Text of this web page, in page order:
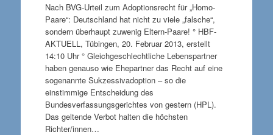
Nach BVG-Urteil zum Adoptionsrecht für „Homo-
Paare“: Deutschland hat nicht zu viele „falsche“,
sondern überhaupt zuwenig Eltern-Paare! ° HBF-
AKTUELL, Tübingen, 20. Februar 2013, erstellt
14:10 Uhr ° Gleichgeschlechtliche Lebenspartner
haben genauso wie Ehepartner das Recht auf eine
sogenannte Sukzessivadoption – so die
einstimmige Entscheidung des
Bundesverfassungsgerichtes von gestern (HPL).
Das geltende Verbot halten die höchsten
Richter/innen…